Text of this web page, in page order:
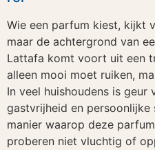
Wie een parfum kiest, kijkt
maar de achtergrond van
Lattafa komt voort uit een
alleen mooi moet ruiken,
In veel huishoudens is geur
gastvrijheid en
manier waarop deze
proberen niet vluchtig of